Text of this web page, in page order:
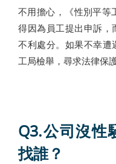
不用擔心，《性別平等
得因為員工提出申訴
不利處分。如果不幸
工局檢舉，尋求法律保
Q3.公司沒性
找誰？